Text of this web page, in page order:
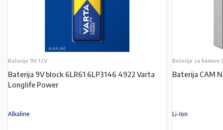
Baterije 9V 12V
Baterija 9V block 6LR61 6LP3146 4922 Varta
Longlife Power
Alkaline
Baterije za kamere
Baterija CAM
Li-Ion